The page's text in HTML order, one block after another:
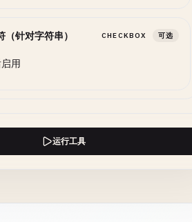
针对字符串） CHECKBOX 可选
用
运行工具